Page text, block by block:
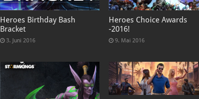
Heroes Birthday Bash
Bracket
3. Juni 2016
Heroes Choice Awards
-2016!
9. Mai 2016